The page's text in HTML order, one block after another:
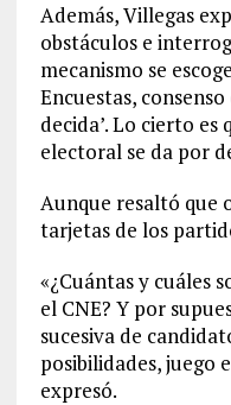
Además, Villegas
obstáculos e
mecanismo se
Encuestas,
decida’. Lo cierto
electoral se da por
Aunque resaltó que
tarjetas de los
«¿Cuántas y cuáles
el CNE? Y por
sucesiva de
posibilidades, juego
expresó.